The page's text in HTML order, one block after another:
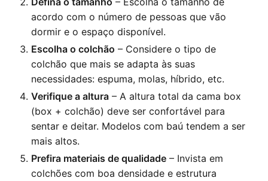
acordo com o número de pessoas que vão
dormir e o espaço disponível.
Escolha o colchão – Considere o tipo de
colchão que mais se adapta às suas
necessidades: espuma, molas, híbrido, etc.
Verifique a altura – A altura total da cama box
(box + colchão) deve ser confortável para
sentar e deitar. Modelos com baú tendem a ser
mais altos.
Prefira materiais de qualidade – Invista em
colchões com boa densidade e estrutura